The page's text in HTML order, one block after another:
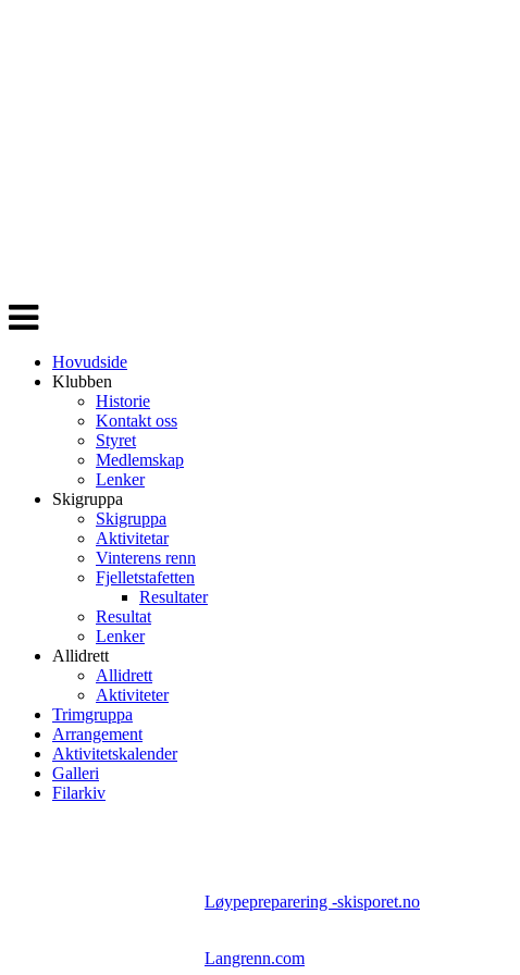
Veksle
navigasjon
Hovudside
Klubben
Historie
Kontakt oss
Styret
Medlemskap
Lenker
Skigruppa
Skigruppa
Aktivitetar
Vinterens renn
Fjelletstafetten
Resultater
Resultat
Lenker
Allidrett
Allidrett
Aktiviteter
Trimgruppa
Arrangement
Aktivitetskalender
Galleri
Filarkiv
Løypepreparering -skisporet.no
Langrenn.com